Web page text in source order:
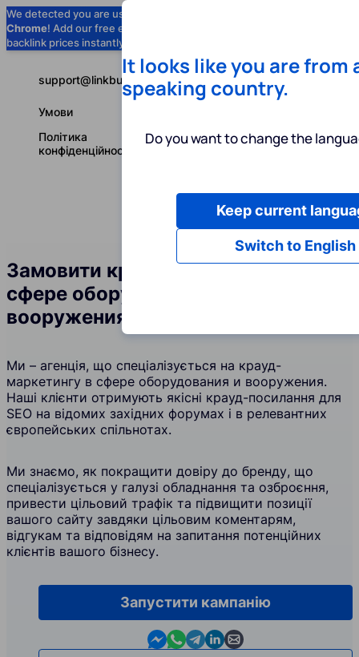
We detected you are using
Chrome! Add our free extension to check
backlink prices instantly as you browse.
Послуги
Українська
support@linkbuilder.com
Умови
Політика
конфіденційності
Замовити крауд-посилання в
сфере оборудования и
вооружения
Ми – агенція, що спеціалізується на крауд-
маркетингу в сфере оборудования и вооружения.
Наші клієнти отримують якісні крауд-посилання для
SEO на відомих західних форумах і в релевантних
європейських спільнотах.
Ми знаємо, як покращити довіру до бренду, що
спеціалізується у галузі обладнання та озброєння,
привести цільовий трафік та підвищити позиції
вашого сайту завдяки цільовим коментарям,
відгукам та відповідям на запитання потенційних
клієнтів вашого бізнесу.
Запустити кампанію
Contact us in Messenger
Contact us in WhatsApp
Contact us in Telegram
Contact us in Linkedin
Contact us by email
It looks like you are from
speaking country.
Do you want to change the
Switch to English
Keep current